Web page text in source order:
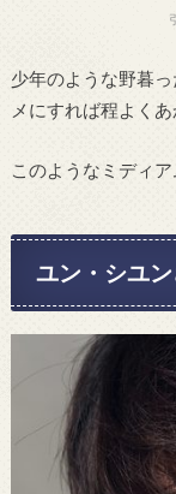
少年のような野暮
メにすれば程よく
このようなミディ
ユン・シユ